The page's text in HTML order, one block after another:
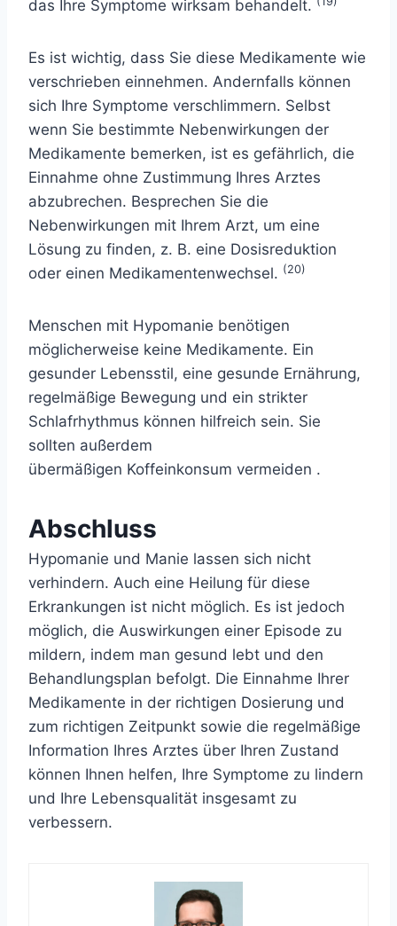
das Ihre Symptome wirksam behandelt.
Es ist wichtig, dass Sie diese Medikamente wie
verschrieben einnehmen. Andernfalls können
sich Ihre Symptome verschlimmern. Selbst
wenn Sie bestimmte Nebenwirkungen der
Medikamente bemerken, ist es gefährlich, die
Einnahme ohne Zustimmung Ihres Arztes
abzubrechen. Besprechen Sie die
Nebenwirkungen mit Ihrem Arzt, um eine
Lösung zu finden, z. B. eine Dosisreduktion
oder einen Medikamentenwechsel. (20)
Menschen mit Hypomanie benötigen
möglicherweise keine Medikamente. Ein
gesunder Lebensstil, eine gesunde Ernährung,
regelmäßige Bewegung und ein strikter
Schlafrhythmus können hilfreich sein. Sie
sollten außerdem
übermäßigen Koffeinkonsum vermeiden .
Abschluss
Hypomanie und Manie lassen sich nicht
verhindern. Auch eine Heilung für diese
Erkrankungen ist nicht möglich. Es ist jedoch
möglich, die Auswirkungen einer Episode zu
mildern, indem man gesund lebt und den
Behandlungsplan befolgt. Die Einnahme Ihrer
Medikamente in der richtigen Dosierung und
zum richtigen Zeitpunkt sowie die regelmäßige
Information Ihres Arztes über Ihren Zustand
können Ihnen helfen, Ihre Symptome zu lindern
und Ihre Lebensqualität insgesamt zu
verbessern.